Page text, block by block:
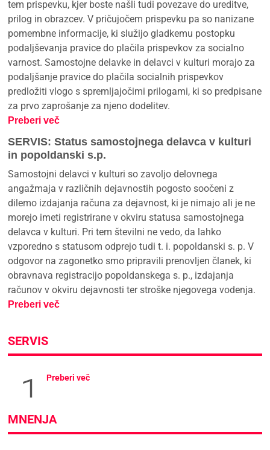
tem prispevku, kjer boste našli tudi povezave do ureditve,
prilog in obrazcev. V pričujočem prispevku pa so nanizane
pomembne informacije, ki služijo gladkemu postopku
podaljševanja pravice do plačila prispevkov za socialno
varnost. Samostojne delavke in delavci v kulturi morajo za
podaljšanje pravice do plačila socialnih prispevkov
predložiti vlogo s spremljajočimi prilogami, ki so predpisane
za prvo zaprošanje za njeno dodelitev.
Preberi več
SERVIS: Status samostojnega delavca v kulturi
in popoldanski s.p.
Samostojni delavci v kulturi so zavoljo delovnega
angažmaja v različnih dejavnostih pogosto soočeni z
dilemo izdajanja računa za dejavnost, ki je nimajo ali je ne
morejo imeti registrirane v okviru statusa samostojnega
delavca v kulturi. Pri tem številni ne vedo, da lahko
vzporedno s statusom odprejo tudi t. i. popoldanski s. p. V
odgovor na zagonetko smo pripravili prenovljen članek, ki
obravnava registracijo popoldanskega s. p., izdajanja
računov v okviru dejavnosti ter stroške njegovega vodenja.
Preberi več
SERVIS
Preberi več
MNENJA